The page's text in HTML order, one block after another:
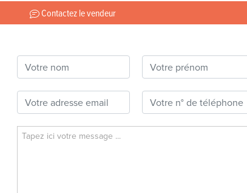
Contactez le vendeur